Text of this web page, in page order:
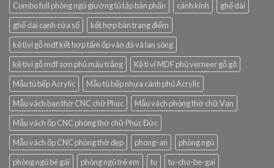
Combo full phòng ngủ giường tủ táp bàn phấn
cánh kính
ghế dài
ghế dài cạnh cửa sổ
kết hợp bàn trang điểm
kệ tivi gỗ mdf kết hợp tấm ốp vân đá và lan sóng
kệ tivi gỗ mdf sơn phủ màu trắng
Kệ ti vi MDF phủ verneer gỗ gõ
Mẫu tủ bếp Acrylic
Mẫu tủ bếp nhựa cánh phủ Acrylic
Mẫu vách ban thờ CNC chữ Phúc
Mẫu vách phòng thờ chữ Vạn
Mẫu vách ốp CNC phòng thờ chữ Phúc Đức
Mẫu vách ốp CNC phòng thờ đẹp
phong-an
phòng ngủ
phòng ngủ bé gái
phòng ngủ trẻ em tu
tu-cho-be-gai